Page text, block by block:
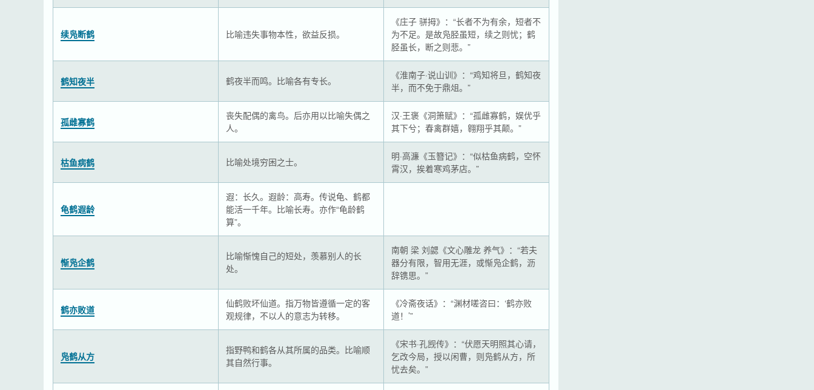
续凫断鹤 比喻违失事物本性，欲益反损。
《庄子 骈拇》：“长者不为有余，短者不
为不足。是故凫胫虽短，续之则忧；鹤
胫虽长，断之则悲。”
鹤知夜半 鹤夜半而鸣。比喻各有专长。
《淮南子·说山训》：“鸡知将旦，鹤知夜
半，而不免于鼎俎。”
孤雌寡鹤
丧失配偶的禽鸟。后亦用以比喻失偶之
人。
汉·王褒《洞箫赋》：“孤雌寡鹤，娱优乎
其下兮；春禽群嬉，翱翔乎其颠。”
枯鱼病鹤 比喻处境穷困之士。
明·高濂《玉簪记》：“似枯鱼病鹤，空怀
霄汉，挨着寒鸡茅店。”
龟鹤遐龄
遐：长久。遐龄：高寿。传说龟、鹤都
能活一千年。比喻长寿。亦作“龟龄鹤
算”。
惭凫企鹤
比喻惭愧自己的短处，羡慕别人的长
处。
南朝 梁 刘勰《文心雕龙 养气》：“若夫
器分有限，智用无涯，或惭凫企鹤，沥
辞镌思。”
鹤亦败道
仙鹤败坏仙道。指万物皆遵循一定的客
观规律，不以人的意志为转移。
《冷斋夜话》：“渊材嗟咨曰：‘鹤亦败
道！’”
凫鹤从方
指野鸭和鹤各从其所属的品类。比喻顺
其自然行事。
《宋书·孔觊传》：“伏愿天明照其心请，
乞改今局，授以闲曹，则凫鹤从方，所
忧去矣。”